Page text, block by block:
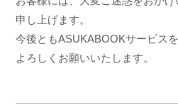
申し上げます。
今後ともASUKABOOKサービス
よろしくお願いいたします。